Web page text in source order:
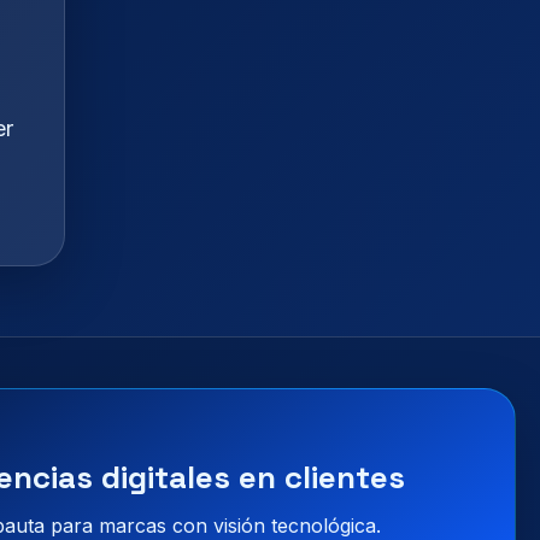
digitales en clientes
para marcas con visión tecnológica.